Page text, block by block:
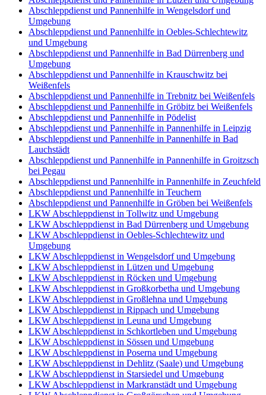
Abschleppdienst und Pannenhilfe in Wengelsdorf und
Umgebung
Abschleppdienst und Pannenhilfe in Oebles-Schlechtewitz
und Umgebung
Abschleppdienst und Pannenhilfe in Bad Dürrenberg und
Umgebung
Abschleppdienst und Pannenhilfe in Krauschwitz bei
Weißenfels
Abschleppdienst und Pannenhilfe in Trebnitz bei Weißenfels
Abschleppdienst und Pannenhilfe in Gröbitz bei Weißenfels
Abschleppdienst und Pannenhilfe in Pödelist
Abschleppdienst und Pannenhilfe in Pannenhilfe in Leipzig
Abschleppdienst und Pannenhilfe in Pannenhilfe in Bad
Lauchstädt
Abschleppdienst und Pannenhilfe in Pannenhilfe in Groitzsch
bei Pegau
Abschleppdienst und Pannenhilfe in Pannenhilfe in Zeuchfeld
Abschleppdienst und Pannenhilfe in Teuchern
Abschleppdienst und Pannenhilfe in Gröben bei Weißenfels
LKW Abschleppdienst in Tollwitz und Umgebung
LKW Abschleppdienst in Bad Dürrenberg und Umgebung
LKW Abschleppdienst in Oebles-Schlechtewitz und
Umgebung
LKW Abschleppdienst in Wengelsdorf und Umgebung
LKW Abschleppdienst in Lützen und Umgebung
LKW Abschleppdienst in Röcken und Umgebung
LKW Abschleppdienst in Großkorbetha und Umgebung
LKW Abschleppdienst in Großlehna und Umgebung
LKW Abschleppdienst in Rippach und Umgebung
LKW Abschleppdienst in Leuna und Umgebung
LKW Abschleppdienst in Schkortleben und Umgebung
LKW Abschleppdienst in Sössen und Umgebung
LKW Abschleppdienst in Poserna und Umgebung
LKW Abschleppdienst in Dehlitz (Saale) und Umgebung
LKW Abschleppdienst in Starsiedel und Umgebung
LKW Abschleppdienst in Markranstädt und Umgebung